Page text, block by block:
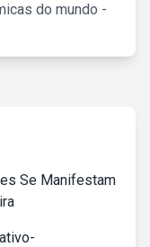
do mundo -
Se Manifestam